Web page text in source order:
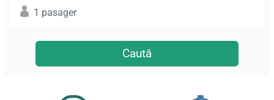
1 pasager
Caută